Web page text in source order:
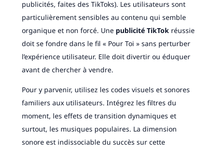
publicités, faites des TikToks). Les utilisateurs sont
particulièrement sensibles au contenu qui semble
organique et non forcé. Une publicité TikTokréussie
doit se fondre dans le fil « Pour Toi » sans perturber
l’expérience utilisateur. Elle doit divertir ou éduquer
avant de chercher à vendre.
Pour y parvenir, utilisez les codes visuels et sonores
familiers aux utilisateurs. Intégrez les filtres du
moment, les effets de transition dynamiques et
surtout, les musiques populaires. La dimension
sonore est indissociable du succès sur cette